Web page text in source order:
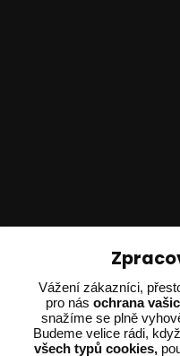
Ing. Adam
+420 602
(Po-Pá 8:00 -
Vážení zákazníci,
pro nás ochrana
snažíme se plně
Budeme velice rádi,
všech typů cookies,